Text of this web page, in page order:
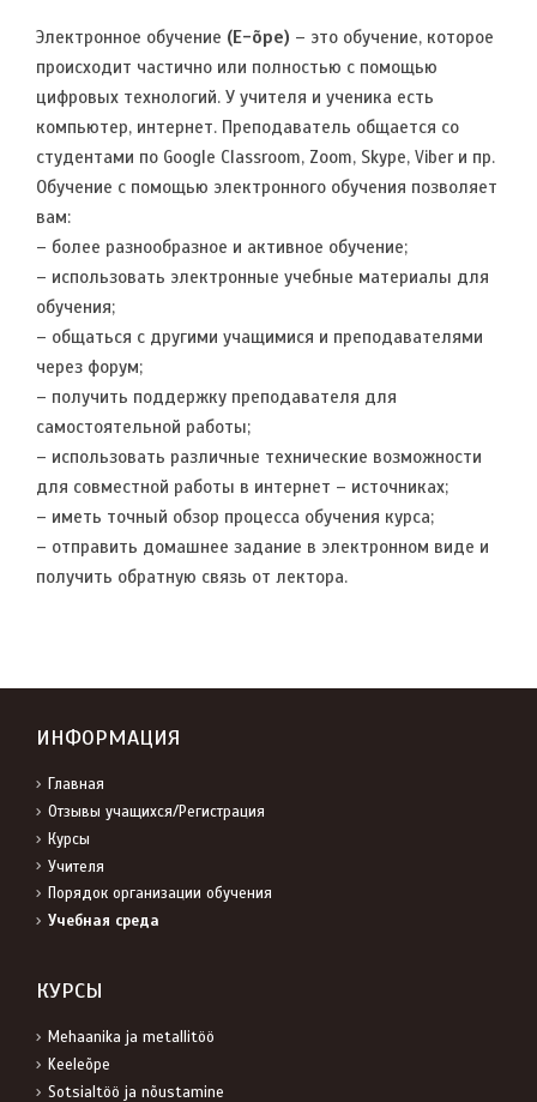
Электронное обучение (E-õpe) – это обучение, которое
происходит частично или полностью с помощью
цифровых технологий. У учителя и ученика есть
компьютер, интернет. Преподаватель общается со
студентами по Google Classroom, Zoom, Skype, Viber и пр.
Обучение с помощью электронного обучения позволяет
вам:
– более разнообразное и активное обучение;
– использовать электронные учебные материалы для
обучения;
– общаться с другими учащимися и преподавателями
через форум;
– получить поддержку преподавателя для
самостоятельной работы;
– использовать различные технические возможности
для совместной работы в интернет – источниках;
– иметь точный обзор процесса обучения курса;
– отправить домашнее задание в электронном виде и
получить обратную связь от лектора.
ИНФОРМАЦИЯ
Главная
Отзывы учащихся/Регистрация
Курсы
Учителя
Порядок организации обучения
Учебная среда
КУРСЫ
Mehaanika ja metallitöö
Keeleõpe
Sotsialtöö ja nõustamine